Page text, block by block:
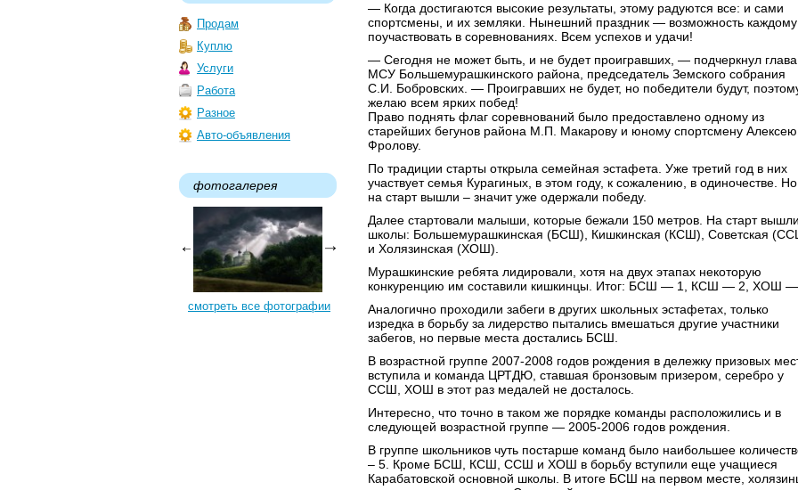
Продам
Куплю
Услуги
Работа
Разное
Авто-объявления
фотогалерея
смотреть все фотографии
— Когда достигаются высокие результаты, этому радуются все: и сами
спортсмены, и их земляки. Нынешний праздник — возможность каждому
поучаствовать в соревнованиях. Всем успехов и удачи!
— Сегодня не может быть, и не будет проигравших, — подчеркнул глава
МСУ Большемурашкинского района, председатель Земского собрания
С.И. Бобровских. — Проигравших не будет, но победители будут,
желаю всем ярких побед!
Право поднять флаг соревнований было предоставлено одному из
старейших бегунов района М.П. Макарову и юному спортсмену Алексею
Фролову.
По традиции старты открыла семейная эстафета. Уже третий год в них
участвует семья Курагиных, в этом году, к сожалению, в одиночестве. Но
на старт вышли – значит уже одержали победу.
Далее стартовали малыши, которые бежали 150 метров. На старт
школы: Большемурашкинская (БСШ), Кишкинская (КСШ), Советская
и Холязинская (ХОШ).
Мурашкинские ребята лидировали, хотя на двух этапах некоторую
конкуренцию им составили кишкинцы. Итог: БСШ — 1, КСШ — 2, ХОШ
Аналогично проходили забеги в других школьных эстафетах, только
изредка в борьбу за лидерство пытались вмешаться другие участники
забегов, но первые места достались БСШ.
В возрастной группе 2007-2008 годов рождения в дележку призовых
вступила и команда ЦРТДЮ, ставшая бронзовым призером, серебро у
ССШ, ХОШ в этот раз медалей не досталось.
Интересно, что точно в таком же порядке команды расположились и в
следующей возрастной группе — 2005-2006 годов рождения.
В группе школьников чуть постарше команд было наибольшее
– 5. Кроме БСШ, КСШ, ССШ и ХОШ в борьбу вступили еще учащиеся
Карабатовской основной школы. В итоге БСШ на первом месте,